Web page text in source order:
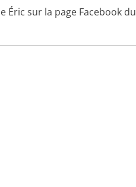
sur la page Facebook du